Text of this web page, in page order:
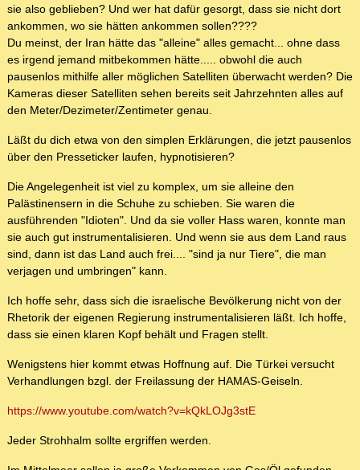
sie also geblieben? Und wer hat dafür gesorgt, dass sie nicht dort
ankommen, wo sie hätten ankommen sollen????
Du meinst, der Iran hätte das "alleine" alles gemacht... ohne dass
es irgend jemand mitbekommen hätte..... obwohl die auch
pausenlos mithilfe aller möglichen Satelliten überwacht werden? Die
Kameras dieser Satelliten sehen bereits seit Jahrzehnten alles auf
den Meter/Dezimeter/Zentimeter genau.
Läßt du dich etwa von den simplen Erklärungen, die jetzt pausenlos
über den Presseticker laufen, hypnotisieren?
Die Angelegenheit ist viel zu komplex, um sie alleine den
Palästinensern in die Schuhe zu schieben. Sie waren die
ausführenden "Idioten". Und da sie voller Hass waren, konnte man
sie auch gut instrumentalisieren. Und wenn sie aus dem Land raus
sind, dann ist das Land auch frei.... "sind ja nur Tiere", die man
verjagen und umbringen" kann.
Ich hoffe sehr, dass sich die israelische Bevölkerung nicht von der
Rhetorik der eigenen Regierung instrumentalisieren läßt. Ich hoffe,
dass sie einen klaren Kopf behält und Fragen stellt.
Wenigstens hier kommt etwas Hoffnung auf. Die Türkei versucht
Verhandlungen bzgl. der Freilassung der HAMAS-Geiseln.
https://www.youtube.com/watch?v=kQkLOJg3stE
Jeder Strohhalm sollte ergriffen werden.